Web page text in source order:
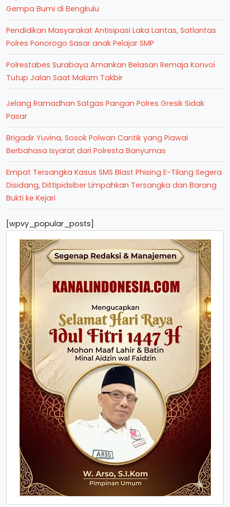
Gempa Bumi di Bengkulu
Pendidikan Masyarakat Antisipasi Laka Lantas, Satlantas
Polres Ponorogo Sasar anak Pelajar SMP
Polrestabes Surabaya Amankan Belasan Remaja Konvoi
Tutup Jalan Saat Malam Takbir
Jelang Ramadhan Satgas Pangan Polres Gresik Sidak
Pasar
Brigadir Yuvina, Sosok Polwan Cantik yang Piawai
Berbahasa Isyarat dari Polresta Banyumas
Empat Tersangka Kasus SMS Blast Phising E-Tilang Segera
Disidang, Dittipidsiber Limpahkan Tersangka dan Barang
Bukti ke Kejari
[wpvy_popular_posts]